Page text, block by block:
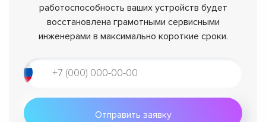
работоспособность ваших устройств будет
восстановлена грамотными сервисными
инженерами в максимально короткие сроки.